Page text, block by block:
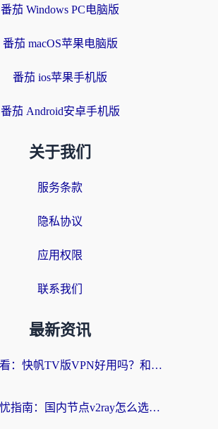
番茄 Windows PC电脑版
番茄 macOS苹果电脑版
番茄 ios苹果手机版
番茄 Android安卓手机版
关于我们
服务条款
隐私协议
应用权限
联系我们
最新资讯
海外党必看：快帆TV版VPN好用吗？和快游VPN对比哪个回国效果更好？附实用避坑指南
海外党无忧指南：国内节点v2ray怎么选？一键回国VPN+多场景实测帮你避坑